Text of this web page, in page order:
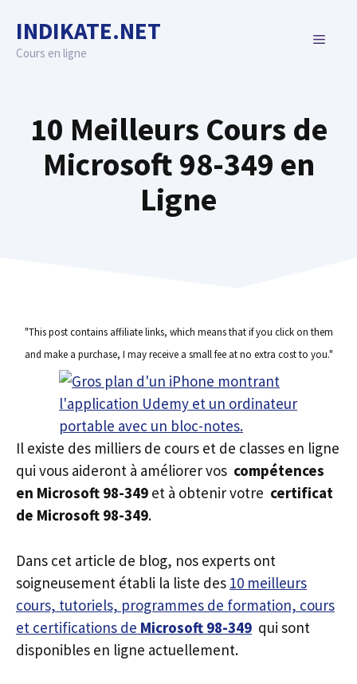
content
INDIKATE.NET
Cours en ligne
MENU
10 Meilleurs Cours de
Microsoft 98-349 en
Ligne
"This post contains affiliate links, which means that if you click on them
and make a purchase, I may receive a small fee at no extra cost to you."
Il existe des milliers de cours et de classes en ligne
qui vous aideront à améliorer vos compétences
en Microsoft 98-349 et à obtenir votre certificat
de Microsoft 98-349.
Dans cet article de blog, nos experts ont
soigneusement établi la liste des 10 meilleurs
cours, tutoriels, programmes de formation, cours
et certifications de Microsoft 98-349 qui sont
disponibles en ligne actuellement.